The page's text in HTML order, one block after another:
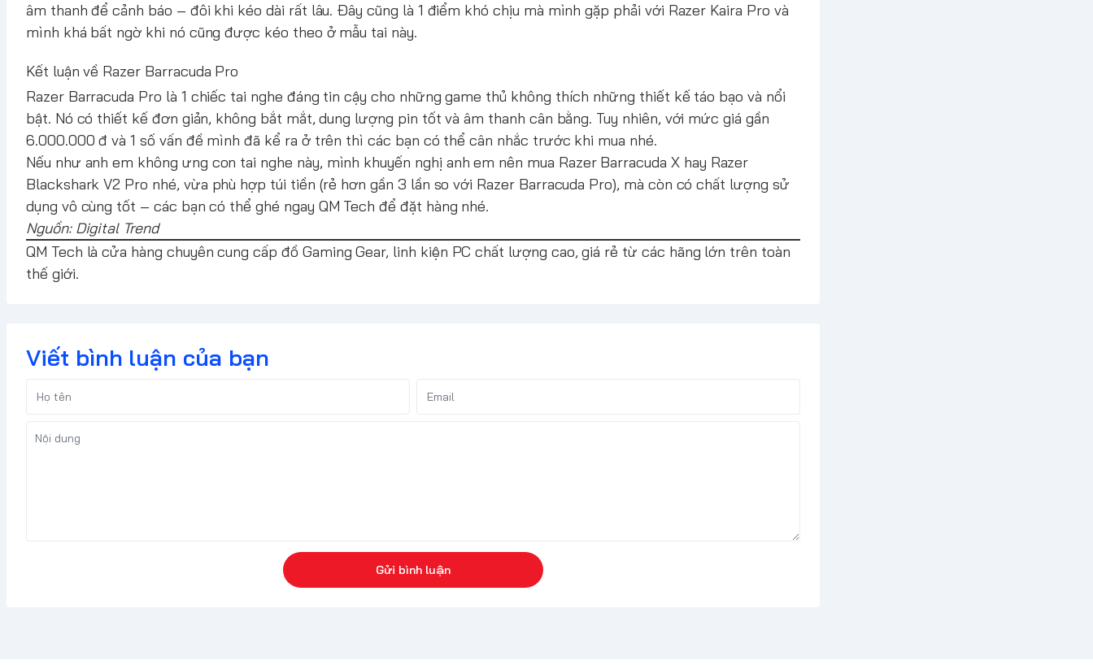
âm thanh để cảnh báo – đôi khi kéo dài rất lâu. Đây cũng là 1 điểm khó chịu mà mình gặp phải với Razer Kaira Pro và
mình khá bất ngờ khi nó cũng được kéo theo ở mẫu tai này.
Kết luận về Razer Barracuda Pro
Razer Barracuda Pro là 1 chiếc tai nghe đáng tin cậy cho những game thủ không thích những thiết kế táo bạo và nổi
bật. Nó có thiết kế đơn giản, không bắt mắt, dung lượng pin tốt và âm thanh cân bằng. Tuy nhiên, với mức giá gần
6.000.000 đ và 1 số vấn đề mình đã kể ra ở trên thì các bạn có thể cân nhắc trước khi mua nhé.
Nếu như anh em không ưng con tai nghe này, mình khuyến nghị anh em nên mua Razer Barracuda Xhay Razer
Blackshark V2 Pro nhé, vừa phù hợp túi tiền (rẻ hơn gần 3 lần so với Razer Barracuda Pro), mà còn có chất lượng sử
dụng vô cùng tốt – các bạn có thể ghé ngay QM Tech để đặt hàng nhé.
Nguồn: Digital Trend
QM Tech là cửa hàng chuyên cung cấp đồ Gaming Gear, linh kiện PC chất lượng cao, giá rẻ từ các hãng lớn trên toàn
thế giới.
Viết bình luận của bạn
Gửi bình luận